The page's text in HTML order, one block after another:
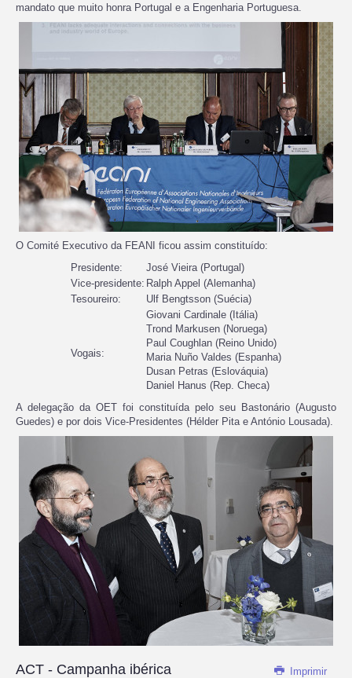
mandato que muito honra Portugal e a Engenharia Portuguesa.
O Comité Executivo da FEANI ficou assim constituído:
Presidente:
José Vieira (Portugal)
Vice-presidente: Ralph Appel (Alemanha)
Tesoureiro:
Ulf Bengtsson (Suécia)
Vogais:
Giovani Cardinale (Itália)
Trond Markusen (Noruega)
Paul Coughlan (Reino Unido)
Maria Nuño Valdes (Espanha)
Dusan Petras (Eslováquia)
Daniel Hanus (Rep. Checa)
A delegação da OET foi constituída pelo seu Bastonário (Augusto
Guedes) e por dois Vice-Presidentes (Hélder Pita e António Lousada).
Imprimir
ACT - Campanha ibérica